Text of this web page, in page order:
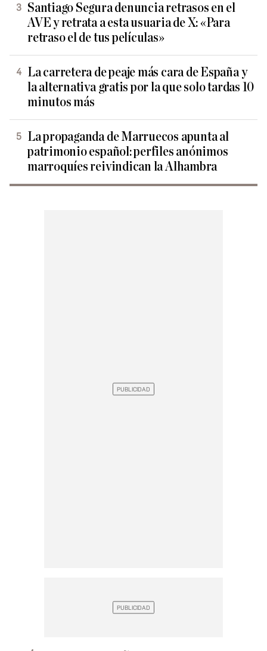
Santiago Segura denuncia retrasos en el
AVE y retrata a esta usuaria de X: «Para
retraso el de tus películas»
La carretera de peaje más cara de España y
la alternativa gratis por la que solo tardas 10
minutos más
La propaganda de Marruecos apunta al
patrimonio español: perfiles anónimos
marroquíes reivindican la Alhambra